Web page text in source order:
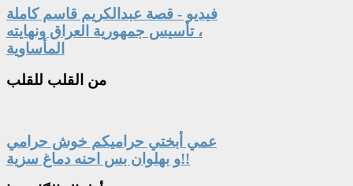
فيديو - قصة عبدالكريم قاسم كاملة
، تأسيس جمهورية العراق ونهايته
المأساوية
من القلب للقلب
عمي أبختي حراميكم خوش حرامي
و بهلوان بس احنه دماغ سزية!!